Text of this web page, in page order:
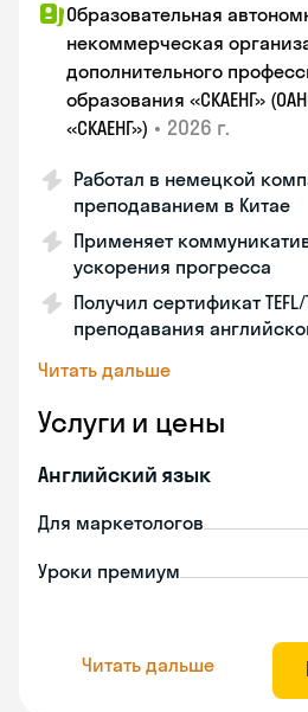
Образовательная
некоммерческая
дополнительного
образования «СКАЕНГ»
«СКАЕНГ») • 2026 г.
Работал в немецкой
преподаванием в Китае
Применяет
ускорения прогресса
Получил сертификат TEFL/
преподавания
Читать дальше
Услуги и цены
Английский язык
Для маркетологов
Уроки премиум
Читать дальше